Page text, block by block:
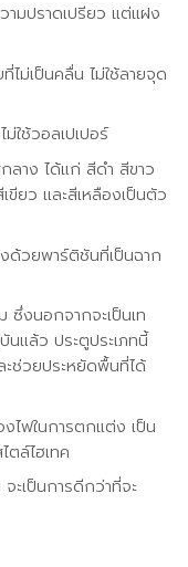
ามปราดเปรียว แต่แฝง
ไม่เป็นคลื่น ไม่ใช้ลายจุด
ใช้วอลเปเปอร์
ลาง ได้แก่ สีดำ สีขาว
ขียว และสีเหลืองเป็นตัว
ด้วยพาร์ติชันที่เป็นฉาก
ซึ่งนอกจากจะเป็นเท
แล้ว ประตูประเภทนี้
ะช่วยประหยัดพื้นที่ได้
ไฟในการตกแต่ง เป็น
ล์ไฮเทค
ะเป็นการดีกว่าที่จะ